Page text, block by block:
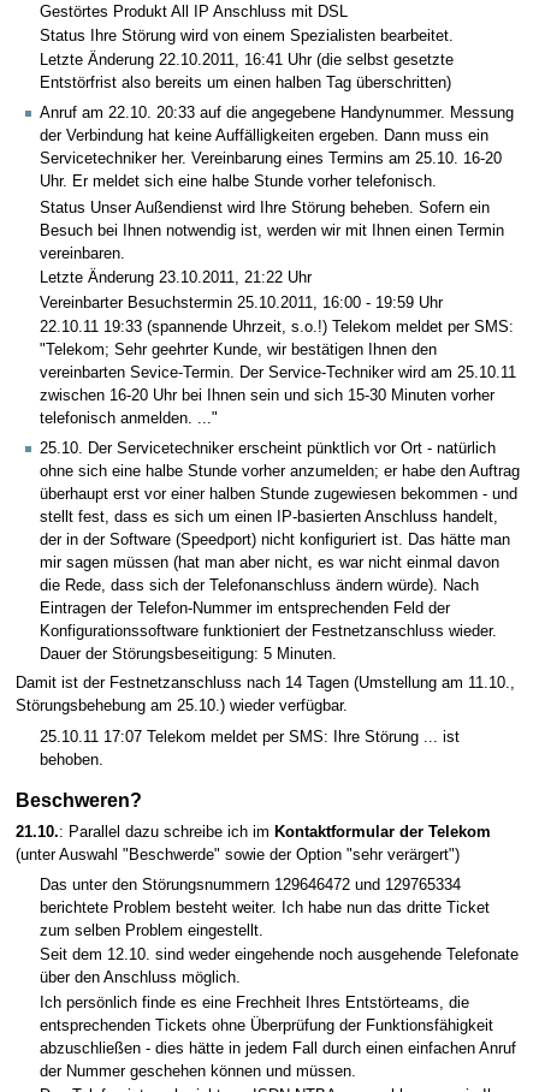
Gestörtes Produkt All IP Anschluss mit DSL
Status Ihre Störung wird von einem Spezialisten bearbeitet.
Letzte Änderung 22.10.2011, 16:41 Uhr (die selbst gesetzte
Entstörfrist also bereits um einen halben Tag überschritten)
Anruf am 22.10. 20:33 auf die angegebene Handynummer. Messung
der Verbindung hat keine Auffälligkeiten ergeben. Dann muss ein
Servicetechniker her. Vereinbarung eines Termins am 25.10. 16-20
Uhr. Er meldet sich eine halbe Stunde vorher telefonisch.
Status Unser Außendienst wird Ihre Störung beheben. Sofern ein
Besuch bei Ihnen notwendig ist, werden wir mit Ihnen einen Termin
vereinbaren.
Letzte Änderung 23.10.2011, 21:22 Uhr
Vereinbarter Besuchstermin 25.10.2011, 16:00 - 19:59 Uhr
22.10.11 19:33 (spannende Uhrzeit, s.o.!) Telekom meldet per SMS:
"Telekom; Sehr geehrter Kunde, wir bestätigen Ihnen den
vereinbarten Sevice-Termin. Der Service-Techniker wird am 25.10.11
zwischen 16-20 Uhr bei Ihnen sein und sich 15-30 Minuten vorher
telefonisch anmelden. ..."
25.10. Der Servicetechniker erscheint pünktlich vor Ort - natürlich
ohne sich eine halbe Stunde vorher anzumelden; er habe den Auftrag
überhaupt erst vor einer halben Stunde zugewiesen bekommen - und
stellt fest, dass es sich um einen IP-basierten Anschluss handelt,
der in der Software (Speedport) nicht konfiguriert ist. Das hätte man
mir sagen müssen (hat man aber nicht, es war nicht einmal davon
die Rede, dass sich der Telefonanschluss ändern würde). Nach
Eintragen der Telefon-Nummer im entsprechenden Feld der
Konfigurationssoftware funktioniert der Festnetzanschluss wieder.
Dauer der Störungsbeseitigung: 5 Minuten.
Damit ist der Festnetzanschluss nach 14 Tagen (Umstellung am 11.10.,
Störungsbehebung am 25.10.) wieder verfügbar.
25.10.11 17:07 Telekom meldet per SMS: Ihre Störung ... ist
behoben.
Beschweren?
21.10.: Parallel dazu schreibe ich im Kontaktformular der Telekom
(unter Auswahl "Beschwerde" sowie der Option "sehr verärgert")
Das unter den Störungsnummern 129646472 und 129765334
berichtete Problem besteht weiter. Ich habe nun das dritte Ticket
zum selben Problem eingestellt.
Seit dem 12.10. sind weder eingehende noch ausgehende Telefonate
über den Anschluss möglich.
Ich persönlich finde es eine Frechheit Ihres Entstörteams, die
entsprechenden Tickets ohne Überprüfung der Funktionsfähigkeit
abzuschließen - dies hätte in jedem Fall durch einen einfachen Anruf
der Nummer geschehen können und müssen.